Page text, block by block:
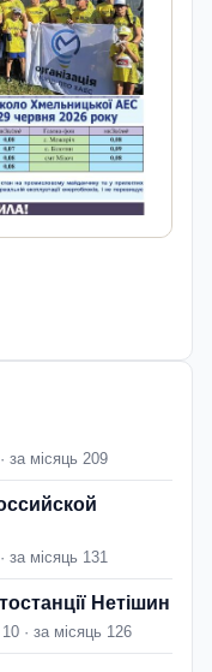
за місяць 209
за місяць 131
Нетішин
· за місяць 126